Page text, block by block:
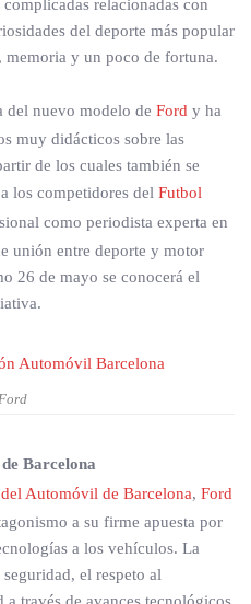
relacionadas con
del deporte más popular
memoria y un poco de fortuna.
del nuevo modelo de Ford y ha
muy didácticos sobre las
de los cuales también se
los competidores del Futbol
como periodista experta en
unión entre deporte y motor
26 de mayo se conocerá el
Barcelona
Automóvil de Barcelona, Ford
a su firme apuesta por
a los vehículos. La
el respeto al